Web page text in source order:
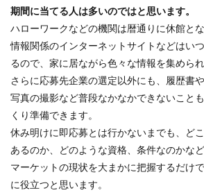
期間に当てる人は多いのではと思います。
ハローワークなどの機関は暦通りに休館と
情報関係のインターネットサイトなどはい
るので、家に居ながら色々な情報を集められ
さらに応募先企業の選定以外にも、履歴書
写真の撮影など普段なかなかできないこと
くり準備できます。
休み明けに即応募とは行かないまでも、ど
あるのか、どのような資格、条件なのかな
マーケットの現状を大まかに把握するだけ
に役立つと思います。